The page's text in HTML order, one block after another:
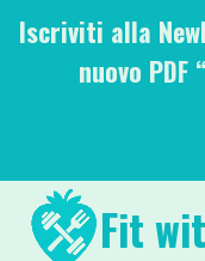
SaltaIscriviti alla
nuovo PDF
Fit